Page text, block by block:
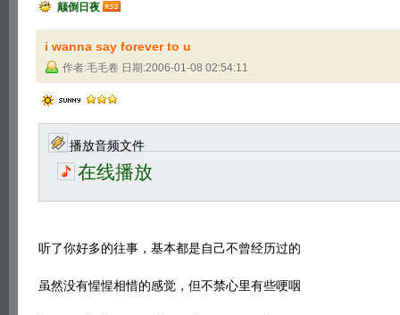
颠倒日夜
i wanna say forever to u
作者:毛毛卷 日期:2006-01-08 02:54:11
播放音频文件
在线播放
听了你好多的往事，基本都是自己不曾经历过的
虽然没有惺惺相惜的感觉，但不禁心里有些哽咽